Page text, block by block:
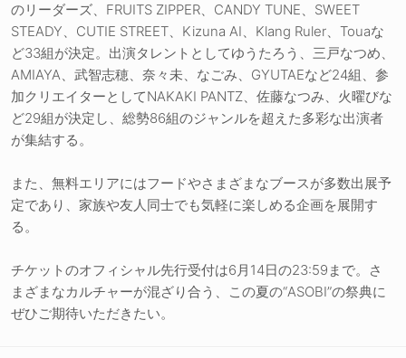
のリーダーズ、FRUITS ZIPPER、CANDY TUNE、SWEET
STEADY、CUTIE STREET、Kizuna AI、Klang Ruler、Touaな
ど33組が決定。出演タレントとしてゆうたろう、三戸なつめ、
AMIAYA、武智志穂、奈々未、なごみ、GYUTAEなど24組、参
加クリエイターとしてNAKAKI PANTZ、佐藤なつみ、火曜びな
ど29組が決定し、総勢86組のジャンルを超えた多彩な出演者
が集結する。
また、無料エリアにはフードやさまざまなブースが多数出展予
定であり、家族や友人同士でも気軽に楽しめる企画を展開す
る。
チケットのオフィシャル先行受付は6月14日の23:59まで。さ
まざまなカルチャーが混ざり合う、この夏の“ASOBI”の祭典に
ぜひご期待いただきたい。